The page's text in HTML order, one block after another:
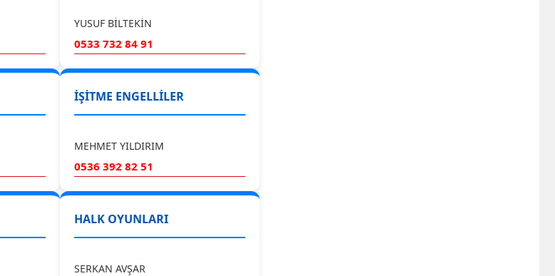
YUSUF BİLTEKİN
0533 732 84 91
İŞİTME ENGELLİLER
MEHMET YILDIRIM
0536 392 82 51
HALK OYUNLARI
SERKAN AVŞAR